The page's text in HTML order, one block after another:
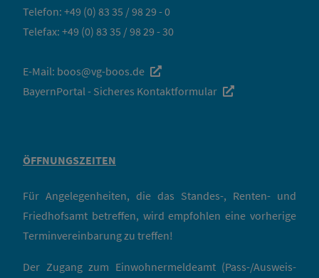
Telefon: +49 (0) 83 35 / 98 29 - 0
Telefax: +49 (0) 83 35 / 98 29 - 30
E-Mail: boos@vg-boos.de
BayernPortal - Sicheres Kontaktformular
ÖFFNUNGSZEITEN
Für Angelegenheiten, die das Standes-, Renten- und
Friedhofsamt betreffen, wird empfohlen eine vorherige
Terminvereinbarung zu treffen!
Der Zugang zum Einwohnermeldeamt (Pass-/Ausweis-